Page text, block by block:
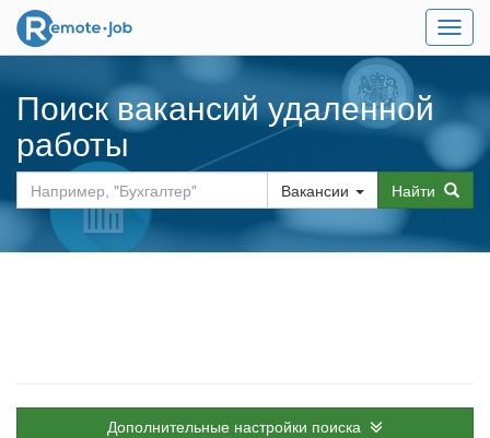
Меню
Поиск вакансий удаленной
работы
Вакансии Найти
Дополнительные настройки поиска